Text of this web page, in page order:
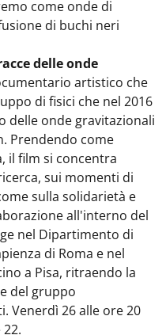
come onde di
di buchi neri
delle onde
artistico che
di fisici che nel 2016
delle onde gravitazionali
Prendendo come
il film si concentra
sui momenti di
sulla solidarietà e
all'interno del
nel Dipartimento di
di Roma e nel
a Pisa, ritraendo la
del gruppo
Venerdì 26 alle ore 20